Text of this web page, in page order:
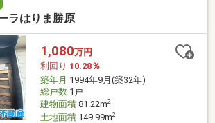
ラはりま勝原
1,080万円
利回り 10.28％
築年月 1994年9月(築32年)
総戸数1戸
建物面積81.22m2
土地面積149.99m2